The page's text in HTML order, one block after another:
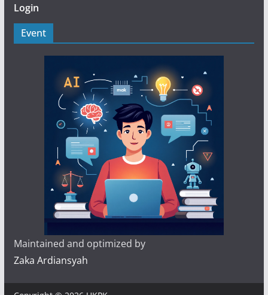
Login
Event
Maintained and optimized by
Zaka Ardiansyah